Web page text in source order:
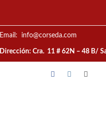
Email: info@corseda.com
Dirección: Cra. 11 # 62N – 48 B/